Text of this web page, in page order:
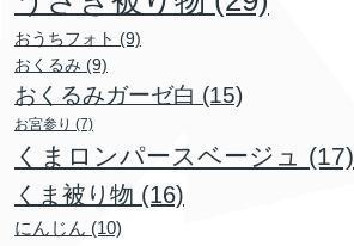
おうちフォト (9)
おくるみ (9)
おくるみガーゼ白 (15)
お宮参り (7)
くまロンパースベージュ (17)
くま被り物 (16)
にんじん (10)